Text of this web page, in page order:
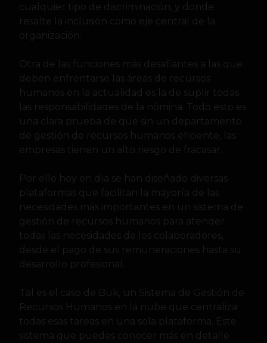
cualquier tipo de discriminación, y donde
resalte la inclusión como eje central de la
organización.
Otra de las funciones más desafiantes a las que
deben enfrentarse las áreas de recursos
humanos en la actualidad es la de suplir todas
las responsabilidades de la nómina. Todo esto es
una clara prueba de que sin un departamento
de gestión de recursos humanos eficiente, las
empresas tienen un alto riesgo de fracasar.
Por ello hoy en día se han diseñado diversas
plataformas que facilitan la mayoría de las
necesidades más importantes en un sistema de
gestión de recursos humanos para atender
todas las necesidades de los colaboradores,
desde el pago de sus remuneraciones hasta su
desarrollo profesional.
Tal es el caso de Buk, un Sistema de Gestión de
Recursos Humanos en la nube que centraliza
todas esas tareas en una sola plataforma. Este
sistema que puedes conocer más en detalle